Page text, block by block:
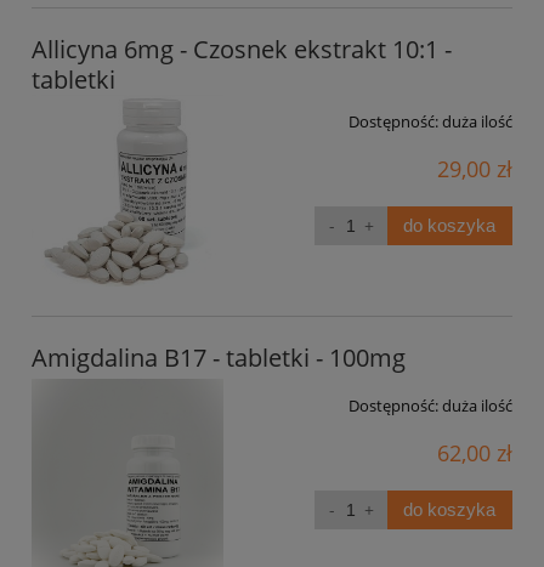
Allicyna 6mg - Czosnek ekstrakt 10:1 -
tabletki
Dostępność:duża ilość
29,00 zł
do koszyka
Amigdalina B17 - tabletki - 100mg
Dostępność:duża ilość
62,00 zł
do koszyka